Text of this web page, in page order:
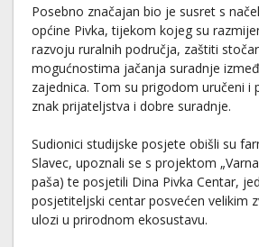
Posebno značajan bio je susret s
općine Pivka, tijekom kojeg su
razvoju ruralnih područja, zaštiti
mogućnostima jačanja suradnje
zajednica. Tom su prigodom uručeni i
znak prijateljstva i dobre suradnje.
Sudionici studijske posjete obišli su
Slavec, upoznali se s projektom
paša) te posjetili Dina Pivka Centar,
posjetiteljski centar posvećen velikim
ulozi u prirodnom ekosustavu.